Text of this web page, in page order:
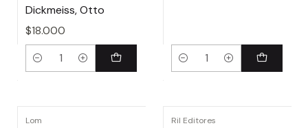
Dickmeiss, Otto
$18.000
Cantidad Cantidad
Lom Ril Editores